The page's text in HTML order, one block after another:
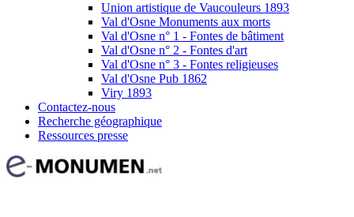
Union artistique de Vaucouleurs 1893
Val d'Osne Monuments aux morts
Val d'Osne n° 1 - Fontes de bâtiment
Val d'Osne n° 2 - Fontes d'art
Val d'Osne n° 3 - Fontes religieuses
Val d'Osne Pub 1862
Viry 1893
Contactez-nous
Recherche géographique
Ressources presse